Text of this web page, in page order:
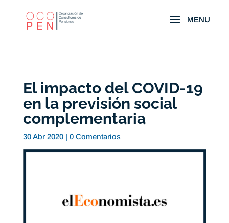
El impacto del COVID-19
en la previsión social
complementaria
30 Abr 2020| 0 Comentarios